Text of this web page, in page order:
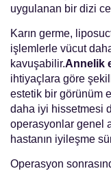
uygulanan bir dizi
Karın germe,
işlemlerle vücut
kavuşabilir.Annelik
ihtiyaçlara göre
estetik bir görünüm
daha iyi hissetmesi
operasyonlar genel
hastanın iyileşme
Operasyon